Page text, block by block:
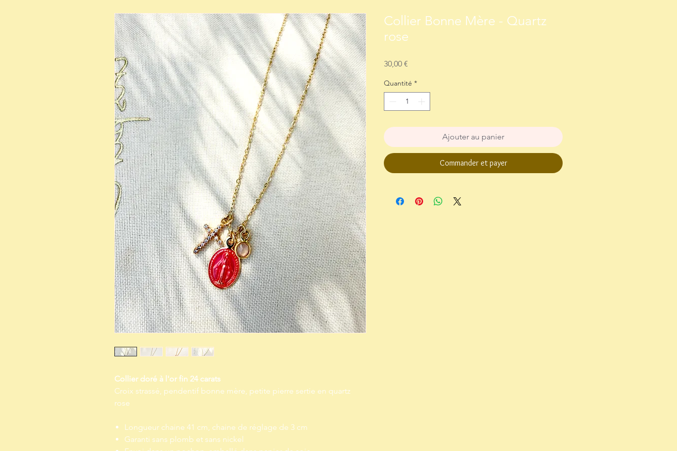
Collier doré à l'or fin 24 carats
Croix strassé, pendentif bonne mère, petite pierre sertie en quartz
rose
Longueur chaine 41 cm, chaine de réglage de 3 cm
Garanti sans plomb et sans nickel
Collier Bonne Mère - Quartz
rose
30,00 €
Quantité *
Ajouter au panier
Commander et payer